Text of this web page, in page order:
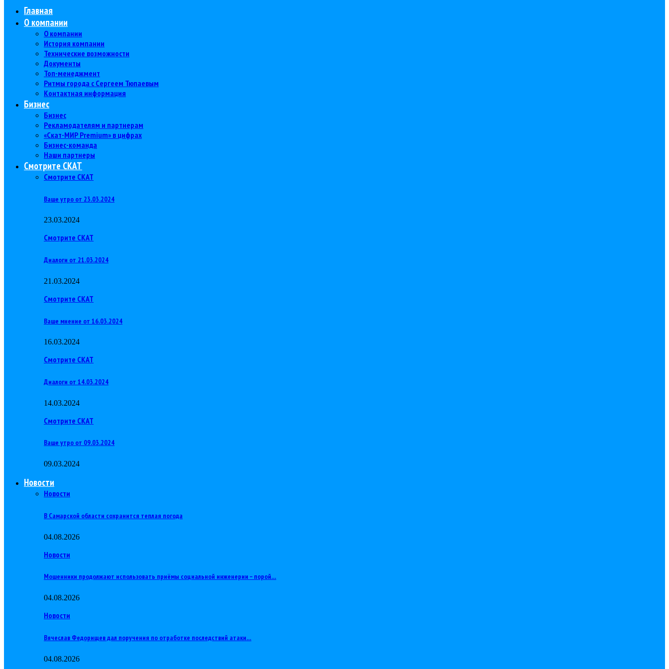
Главная
О компании
О компании
История компании
Технические возможности
Документы
Топ-менеджмент
Ритмы города с Сергеем Тюпаевым
Контактная информация
Бизнес
Бизнес
Рекламодателям и партнерам
«Скат-МИР Premium» в цифрах
Бизнес-команда
Наши партнеры
Смотрите СКАТ
Смотрите СКАТ
Ваше утро от 23.03.2024
23.03.2024
Смотрите СКАТ
Диалоги от 21.03.2024
21.03.2024
Смотрите СКАТ
Ваше мнение от 16.03.2024
16.03.2024
Смотрите СКАТ
Диалоги от 14.03.2024
14.03.2024
Смотрите СКАТ
Ваше утро от 09.03.2024
09.03.2024
Новости
Новости
В Самарской области сохранится теплая погода
04.08.2026
Новости
Мошенники продолжают использовать приёмы социальной инженерии – порой…
04.08.2026
Новости
Вячеслав Федорищев дал поручения по отработке последствий атаки…
04.08.2026